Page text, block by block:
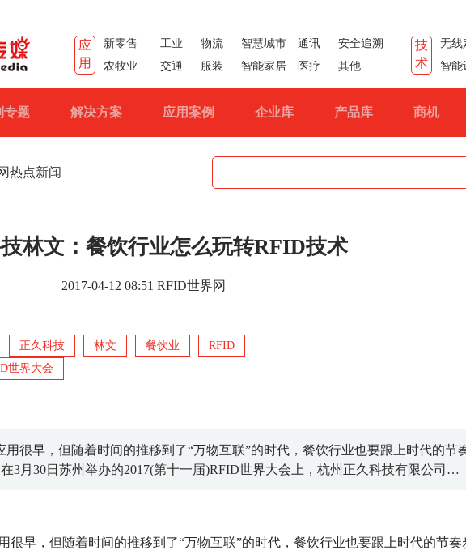
应
用
新零售 工业 物流 智慧城市 通讯
安全追溯
农牧业
交通 服装 智能家居 医疗 其他
技
术
无线
智能
专题 解决方案 应用案例 企业库 产品库 商机
热点新闻
林文：餐饮行业怎么玩转RFID技术
2017-04-12 08:51 RFID世界网
正久科技 林文 餐饮业
RFID
世界大会
很早，但随着时间的推移到了“万物互联”的时代，餐饮行业也要跟上时代的节
3月30日苏州举办的2017(第十一届)RFID世界大会上，杭州正久科技有限公司总
早，但随着时间的推移到了“万物互联”的时代，餐饮行业也要跟上时代的节奏